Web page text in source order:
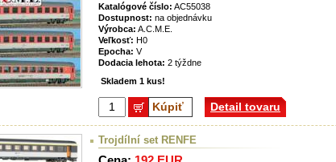
Katalógové číslo: AC55038
Dostupnost: na objednávku
Výrobca: A.C.M.E.
Veľkosť: H0
Epocha: V
Dodacia lehota: 2 týždne
Skladem 1 kus!
Kúpiť Detail tovaru
Trojdílní set RENFE